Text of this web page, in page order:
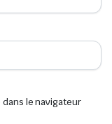
le navigateur